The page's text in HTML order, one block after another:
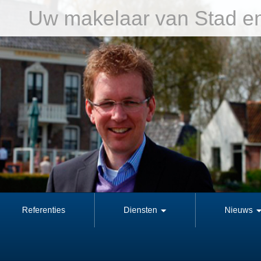
Uw makelaar van Stad
Referenties Diensten Nieuws